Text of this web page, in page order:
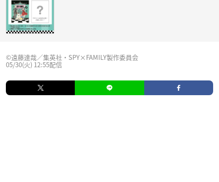
©遠藤達哉／集英社・SPY×FAMILY製作委員会
05/30(火) 12:55配信